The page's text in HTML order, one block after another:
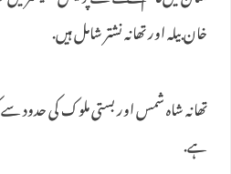
خان بیلہ اور تھانہ نشتر شامل ہیں.
تھانہ شاہ شمس اور بستی ملوک کی حدود سے
ہے.